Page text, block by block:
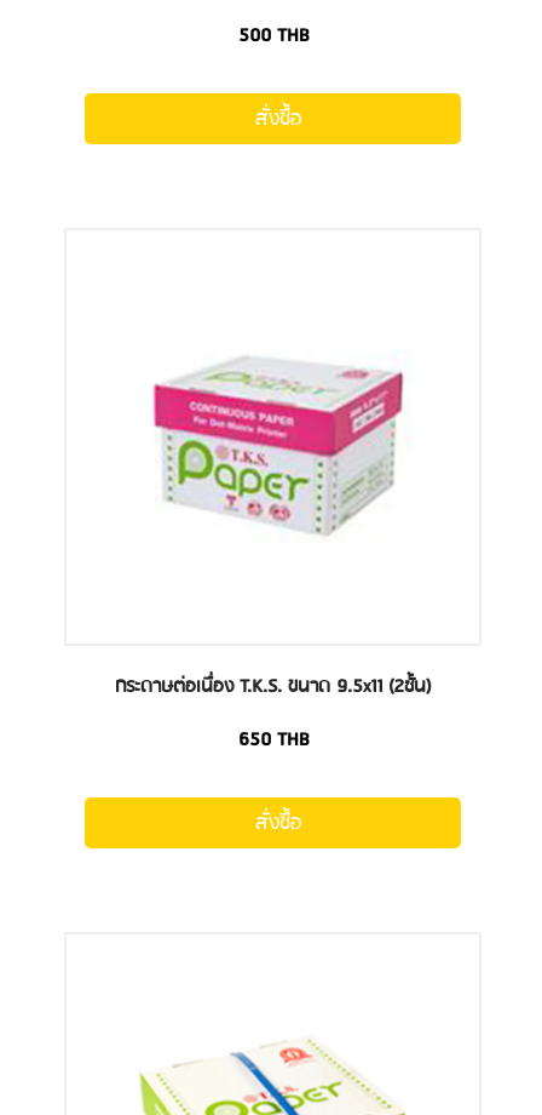
500 THB
สั่งซื้อ
กระดาษต่อเนื่อง T.K.S. ขนาด 9.5x11 (2ชั้น)
650 THB
สั่งซื้อ